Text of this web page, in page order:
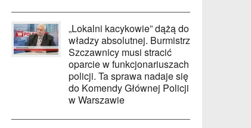
„Lokalni kacykowie” dążą do
władzy absolutnej. Burmistrz
Szczawnicy musi stracić
oparcie w funkcjonariuszach
policji. Ta sprawa nadaje się
do Komendy Głównej Policji
w Warszawie